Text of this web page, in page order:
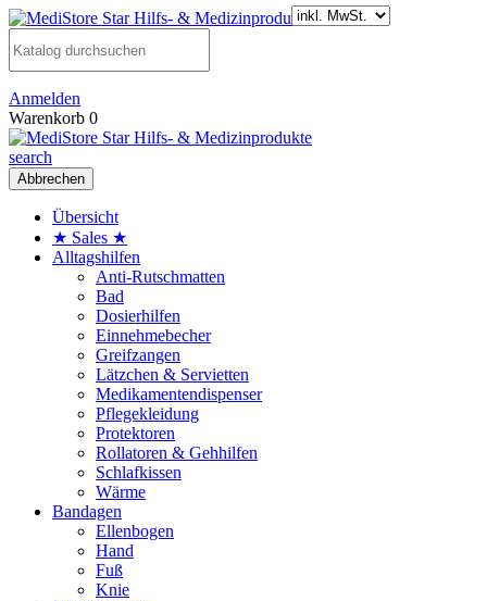
Anmelden
Warenkorb 0
search
Abbrechen
Übersicht
★ Sales ★
Alltagshilfen
Anti-Rutschmatten
Bad
Dosierhilfen
Einnehmebecher
Greifzangen
Lätzchen & Servietten
Medikamentendispenser
Pflegekleidung
Protektoren
Rollatoren & Gehhilfen
Schlafkissen
Wärme
Bandagen
Ellenbogen
Hand
Fuß
Knie